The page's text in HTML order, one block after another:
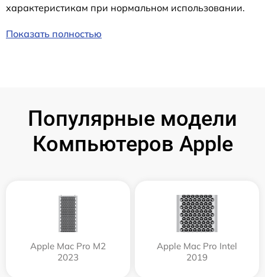
характеристикам при нормальном использовании.
Показать полностью
Популярные модели
Компьютеров Apple
Apple Mac Pro M2
2023
Apple Mac Pro Intel
2019